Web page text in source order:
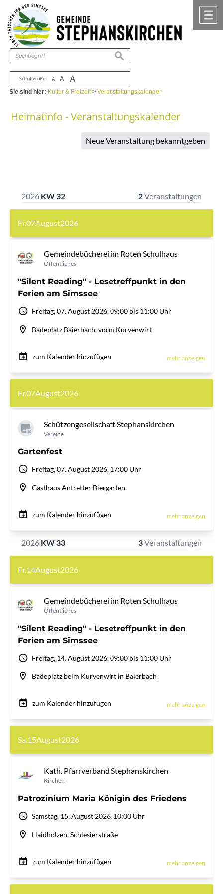
Zum Inhalt ,zur Navigation
Schriftgröße A A A
suchen
Sie sind hier: Kultur & Freizeit>Veranstaltungskalender
Heimatinfo - Veranstaltungskalender